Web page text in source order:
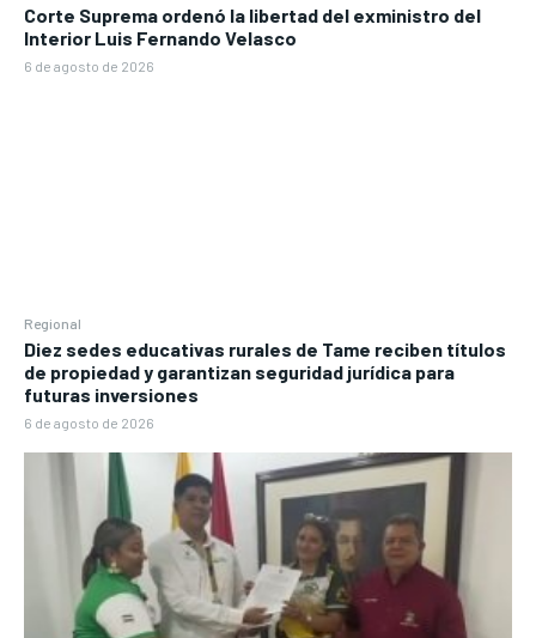
Corte Suprema ordenó la libertad del exministro del
Interior Luis Fernando Velasco
6 de agosto de 2026
Regional
Diez sedes educativas rurales de Tame reciben títulos
de propiedad y garantizan seguridad jurídica para
futuras inversiones
6 de agosto de 2026